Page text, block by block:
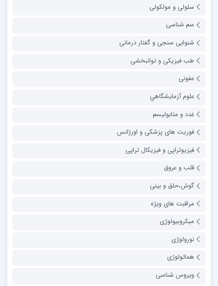
سلولی و مولکولی
سم شناسی
شنوایی سنجی و گفتار درمانی
طب فیزیکی و توانبخشی
عفونی
علوم آزمايشگاهي
غدد و متابولیسم
فوریت های پزشکی و اورژانس
فیزیوتراپی و فیزیکال تراپی
قلب و عروق
گوش،حلق و بینی
مراقبت های ویژه
میکروبیولوژی
نورولوژی
هماتولوژی
ویروس شناسی